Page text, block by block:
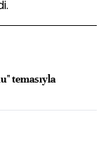
temasıyla